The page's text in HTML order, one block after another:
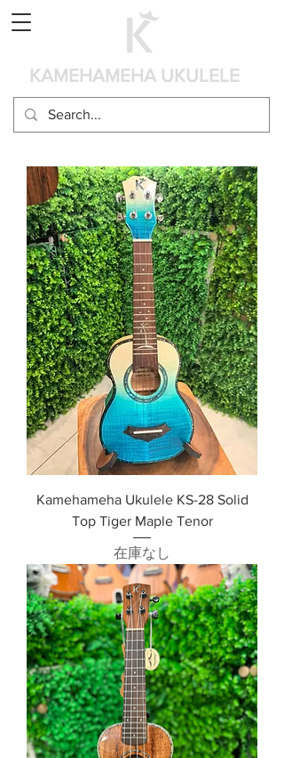
KAMEHAMEHA UKULELE
Kamehameha Ukulele KS-28 Solid
Top Tiger Maple Tenor
在庫なし